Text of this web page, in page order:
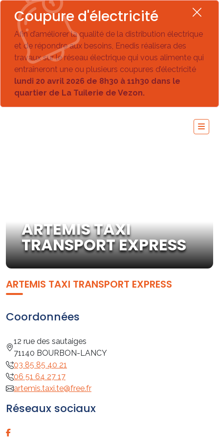
Coupure d'électricité
Afin d’améliorer la qualité de la distribution électrique
et de répondre aux besoins, Enedis réalisera des
travaux sur le réseau électrique qui vous alimente qui
entraîneront une ou plusieurs coupures d’électricité
lundi 20 avril 2026 de 8h30 à 11h30 dans le
quartier de La Tuilerie de Vezon.
ARTEMIS TAXI
TRANSPORT EXPRESS
ARTEMIS TAXI TRANSPORT EXPRESS
Coordonnées
12 rue des sautaiges
71140 BOURBON-LANCY
03 85 85 40 21
06 51 64 27 17
artemis.taxi.te@free.fr
Réseaux sociaux